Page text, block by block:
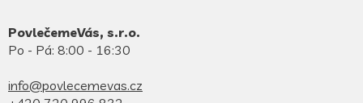
PovlečemeVás, s.r.o.
Po - Pá: 8:00 - 16:30
info@povlecemevas.cz